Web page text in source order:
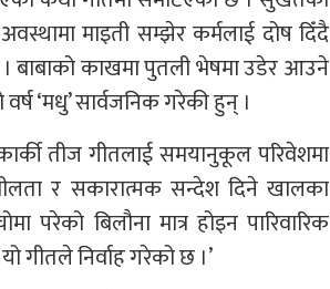
माइती सम्झेर कर्मलाई दोष दिँदै
बाबाको काखमा पुतली भेषमा उडेर आउने
‘मधु’ सार्वजनिक गरेकी हुन् ।
तीज गीतलाई समयानुकूल परिवेशमा
र सकारात्मक सन्देश दिने खालका
परेको बिलौना मात्र होइन पारिवारिक
गीतले निर्वाह गरेको छ ।’